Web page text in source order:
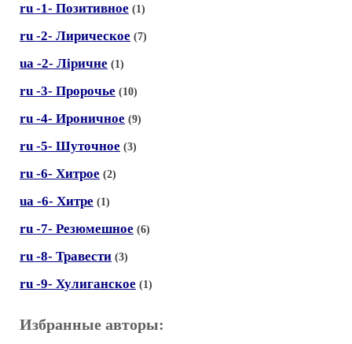
ru -1- Позитивное (1)
ru -2- Лирическое (7)
ua -2- Лiричне (1)
ru -3- Пророчье (10)
ru -4- Ироничное (9)
ru -5- Шуточное (3)
ru -6- Хитрое (2)
ua -6- Хитре (1)
ru -7- Резюмешное (6)
ru -8- Травести (3)
ru -9- Хулиганское (1)
Избранные авторы: